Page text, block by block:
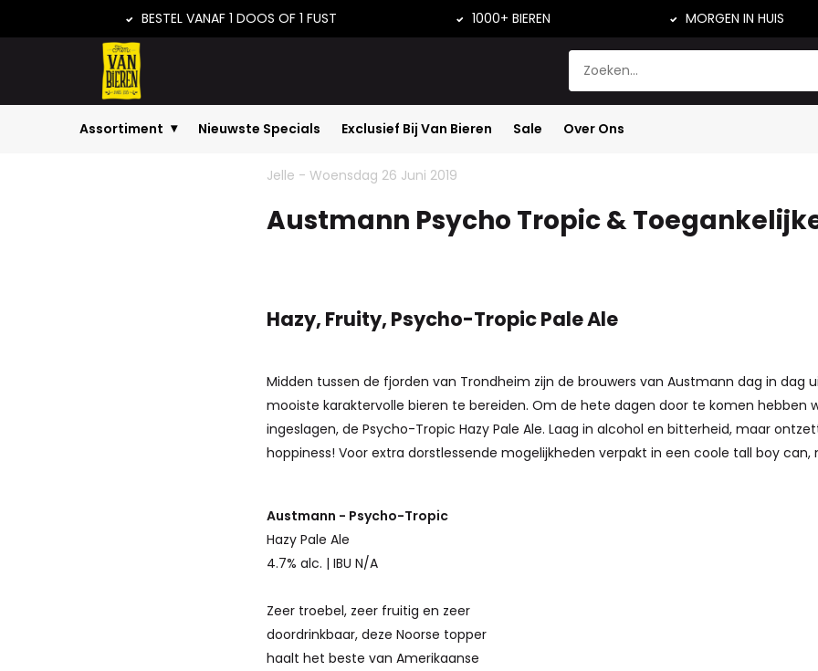
BESTEL VANAF 1 DOOS OF 1 FUST 1000+ BIEREN MORGEN IN HUIS
Assortiment Nieuwste Specials Exclusief Bij Van Bieren Sale Over Ons
Home Austmann Psycho Tropic & Toega... Nieuws
Jelle - Woensdag 26 Juni 2019
Austmann Psycho Tropic &
Hazy, Fruity, Psycho-Tropic Pale Ale
Midden tussen de fjorden van Trondheim zijn de brouwers van Austmann dag in dag
mooiste karaktervolle bieren te bereiden. Om de hete dagen door te komen hebben
ingeslagen, de Psycho-Tropic Hazy Pale Ale. Laag in alcohol en bitterheid, maar
hoppiness! Voor extra dorstlessende mogelijkheden verpakt in een coole tall boy
Austmann - Psycho-Tropic
Hazy Pale Ale
4.7% alc. | IBU N/A
Zeer troebel, zeer fruitig en zeer
doordrinkbaar, deze Noorse topper
haalt het beste van Amerikaanse